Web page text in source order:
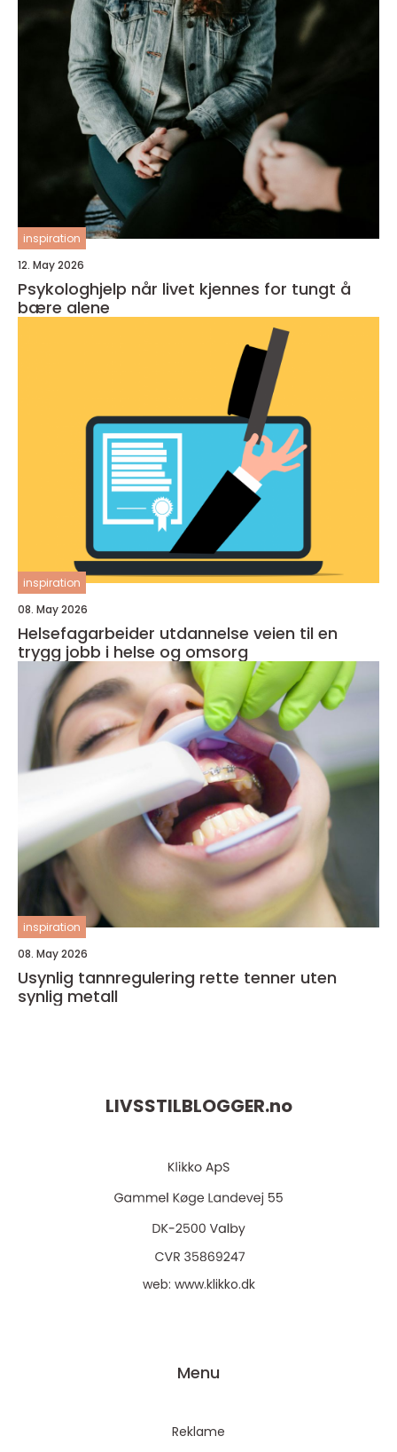
inspiration
12. May 2026
Psykologhjelp når livet kjennes for tungt å
bære alene
inspiration
08. May 2026
Helsefagarbeider utdannelse veien til en
trygg jobb i helse og omsorg
inspiration
08. May 2026
Usynlig tannregulering rette tenner uten
synlig metall
LIVSSTILBLOGGER.no
web: www.klikko.dk
Menu
Reklame